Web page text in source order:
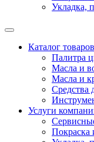
Укладка,
Каталог товаров
Палитра
Масла и
Масла и
Средства
Услуги
Покраска